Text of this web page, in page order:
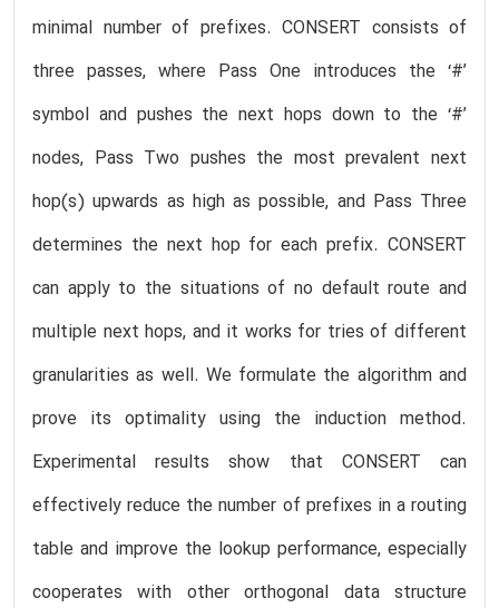
minimal number of prefixes. CONSERT consists of
three passes, where Pass One introduces the ‘#’
symbol and pushes the next hops down to the ‘#’
nodes, Pass Two pushes the most prevalent next
hop(s) upwards as high as possible, and Pass Three
determines the next hop for each prefix. CONSERT
can apply to the situations of no default route and
multiple next hops, and it works for tries of different
granularities as well. We formulate the algorithm and
prove its optimality using the induction method.
Experimental results show that CONSERT can
effectively reduce the number of prefixes in a routing
table and improve the lookup performance, especially
cooperates with other orthogonal data structure